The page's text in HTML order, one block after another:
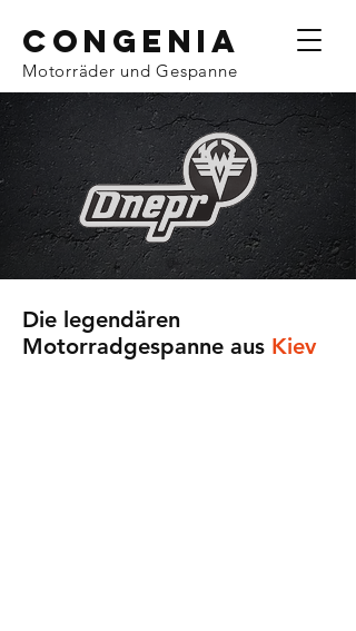
CoNGENIA
Motorräder und Gespanne
Die legendären
Motorradgespanne aus Kiev